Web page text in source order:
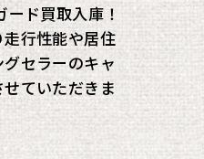
ド買取入庫！
行性能や居住
セラーのキャ
ていただきま